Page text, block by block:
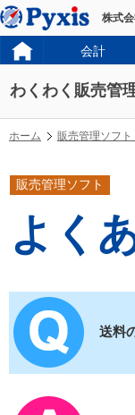
株式
会計
わくわく販売管
ホーム 販売管理ソフト
販売管理ソフト
よく
送料